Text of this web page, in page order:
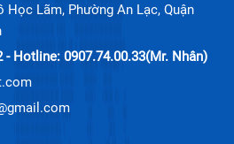
Lãm, Phường An Lạc, Quận
Hotline: 0907.74.00.33(Mr. Nhân)